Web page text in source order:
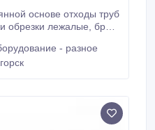
основе отходы труб
газопроводов. Наличный
- разное